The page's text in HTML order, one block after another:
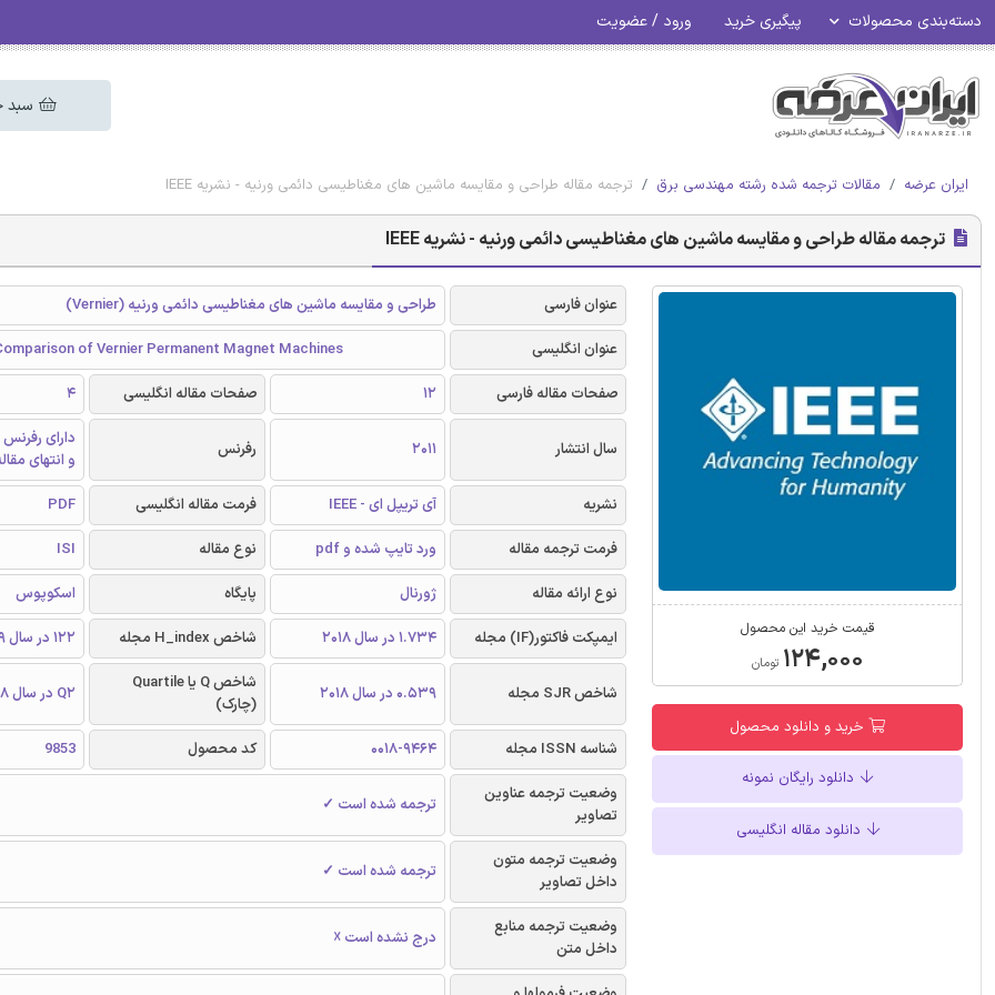
دسته‌بندی محصولات پیگیری خرید ورود / عضویت
سبد
ایران عرضه مقالات ترجمه شده رشته مهندسی برق ترجمه مقاله طراحی و مقایسه ماشین های مغناطیسی دائمی ورنیه - نشریه IEEE
ترجمه مقاله طراحی و مقایسه ماشین های مغناطیسی دائمی ورنیه - نشریه IEEE
قیمت خرید این محصول
۱۲۴,۰۰۰ تومان
خرید و دانلود محصول
دانلود رایگان نمونه
دانلود مقاله انگلیسی
عنوان فارسی
طراحی و مقایسه ماشین های مغناطیسی دائمی ورنیه (Vernier)
عنوان انگلیسی
of Vernier Permanent Magnet Machines
صفحات مقاله فارسی
12 صفحات مقاله انگلیسی 4
سال انتشار 2011 رفرنس
دارای
و انتهای
نشریه
آی تریپل ای - IEEE فرمت مقاله انگلیسی
PDF
فرمت ترجمه مقاله
ورد تایپ شده و pdf نوع مقاله
ISI
نوع ارائه مقاله
ژورنال پایگاه
اسکوپوس
ایمپکت فاکتور(IF) مجله
1.734 در سال 2018 شاخص H_index مجله 122 در سال 2019
شاخص SJR مجله 0.539 در سال 2018
شاخص Q یا Quartile
(چارک)
Q2 در سال 2018
شناسه ISSN مجله 0018-9464 کد محصول
9853
وضعیت ترجمه عناوین
تصاویر
ترجمه شده است ✓
وضعیت ترجمه متون
داخل تصاویر
ترجمه شده است ✓
وضعیت ترجمه منابع
داخل متن
درج نشده است ☓